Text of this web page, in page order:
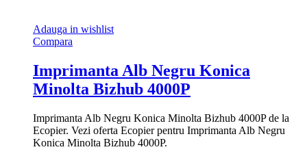
Adauga in wishlist
Compara
Imprimanta Alb Negru Konica
Minolta Bizhub 4000P
Imprimanta Alb Negru Konica Minolta Bizhub 4000P de la
Ecopier. Vezi oferta Ecopier pentru Imprimanta Alb Negru
Konica Minolta Bizhub 4000P.